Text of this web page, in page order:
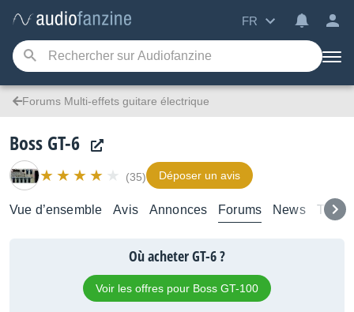
FR
Forums Multi-effets guitare électrique
Boss GT-6
(35) Déposer un avis
Vue d’ensemble Avis Annonces Forums News
Où acheter GT-6 ?
Voir les offres pour Boss GT-100